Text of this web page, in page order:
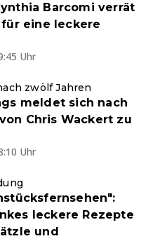
Barcomi verrät
eine leckere
Uhr
zwölf Jahren
meldet sich nach
Chris Wackert zu
Uhr
leckere Rezepte
und